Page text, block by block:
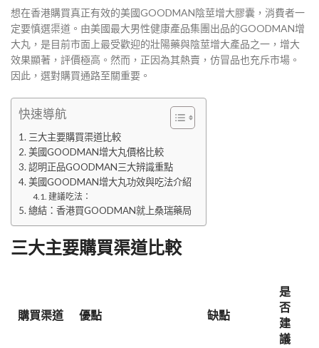
想在香港購買真正有效的美國GOODMAN陰莖增大膠囊，消費者一
定要慎選渠道。由美國最大男性健康產品集團出品的GOODMAN增
大丸，是目前市面上最受歡迎的壯陽藥與陰莖增大產品之一，增大
效果顯著，評價極高。然而，正因為其熱賣，仿冒品也充斥市場。
因此，選對購買通路至關重要。
快速導航
三大主要購買渠道比較
美國GOODMAN增大丸價格比較
認明正品GOODMAN三大辨識重點
美國GOODMAN增大丸功效與吃法介紹
建議吃法：
總結：香港買GOODMAN就上桑瑞藥局
三大主要購買渠道比較
購買渠道 優點 缺點
是
否
建
議